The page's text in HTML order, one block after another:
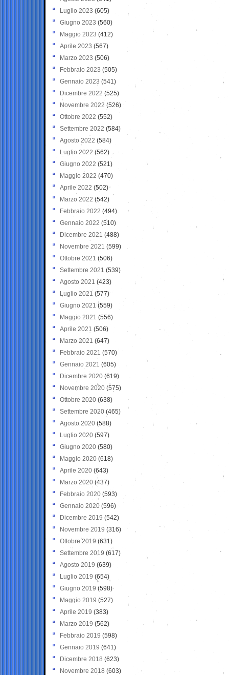
Luglio 2023 (605)
Giugno 2023 (560)
Maggio 2023 (412)
Aprile 2023 (567)
Marzo 2023 (506)
Febbraio 2023 (505)
Gennaio 2023 (541)
Dicembre 2022 (525)
Novembre 2022 (526)
Ottobre 2022 (552)
Settembre 2022 (584)
Agosto 2022 (584)
Luglio 2022 (562)
Giugno 2022 (521)
Maggio 2022 (470)
Aprile 2022 (502)
Marzo 2022 (542)
Febbraio 2022 (494)
Gennaio 2022 (510)
Dicembre 2021 (488)
Novembre 2021 (599)
Ottobre 2021 (506)
Settembre 2021 (539)
Agosto 2021 (423)
Luglio 2021 (577)
Giugno 2021(559)
Maggio 2021 (556)
Aprile 2021 (506)
Marzo 2021 (647)
Febbraio 2021 (570)
Gennaio 2021 (605)
Dicembre 2020 (619)
Novembre 2020 (575)
Ottobre 2020 (638)
Settembre 2020(465)
Agosto 2020 (588)
Luglio 2020 (597)
Giugno 2020 (580)
Maggio 2020 (618)
Aprile 2020 (643)
Marzo 2020 (437)
Febbraio 2020 (593)
Gennaio 2020 (596)
Dicembre 2019 (542)
Novembre 2019 (316)
Ottobre 2019 (631)
Settembre 2019 (617)
Agosto 2019 (639)
Luglio 2019 (654)
Giugno 2019 (598)
Maggio 2019 (527)
Aprile 2019 (383)
Marzo 2019 (562)
Febbraio 2019 (598)
Gennaio 2019 (641)
Dicembre 2018 (623)
Novembre 2018 (603)